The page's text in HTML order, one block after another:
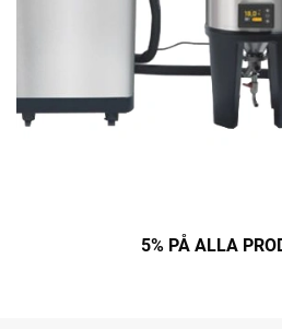
5% PÅ ALLA